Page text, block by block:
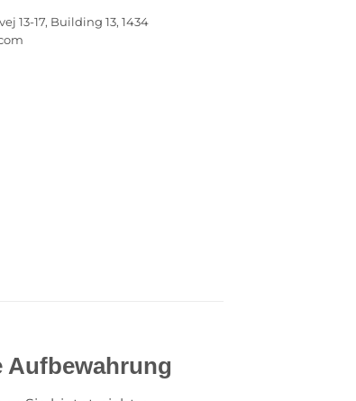
13-17, Building 13, 1434
Aufbewahrung